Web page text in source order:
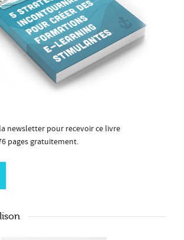
newsletter pour recevoir ce livre
pages gratuitement.